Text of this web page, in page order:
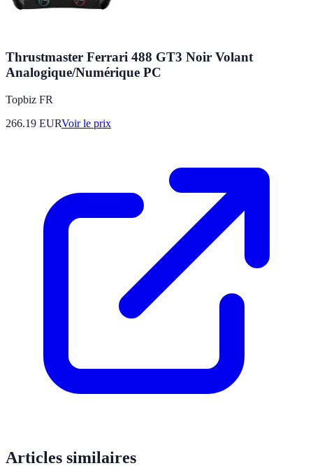
Thrustmaster Ferrari 488 GT3 Noir Volant
Analogique/Numérique PC
Topbiz FR
266.19 EURVoir le prix
Articles similaires